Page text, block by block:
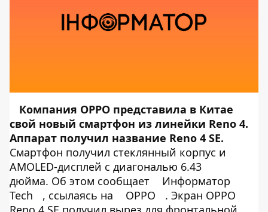
Компания OPPO представила в Китае
свой новый смартфон из линейки Reno 4.
Аппарат получил название Reno 4 SE.
Смартфон получил стеклянный корпус и
AMOLED-дисплей с диагональю 6.43
дюйма. Об этом сообщает
Информатор
Tech
, ссылаясь на OPPO
. Экран OPPO